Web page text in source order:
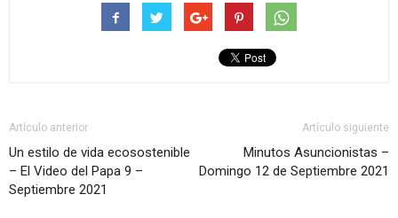
Artículo anterior
Un estilo de vida ecosostenible
– El Video del Papa 9 –
Septiembre 2021
Artículo siguiente
Minutos Asuncionistas –
Domingo 12 de Septiembre 2021